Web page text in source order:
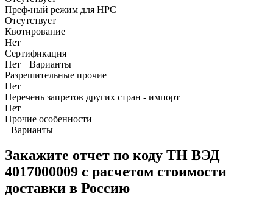
Преф-ный режим для НРС
Отсутствует
Квотирование
Нет
Сертификация
Нет
Варианты
Разрешительные прочие
Нет
Перечень запретов других стран - импорт
Нет
Прочие особенности
Варианты
Закажите отчет по коду ТН ВЭД
4017000009 с расчетом стоимости
доставки в Россию